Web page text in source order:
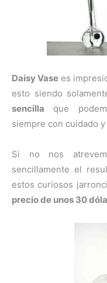
Daisy Vase es
esto siendo
sencilla que
siempre con cuidado
Si no nos
sencillamente el
estos curiosos
precio de unos 30